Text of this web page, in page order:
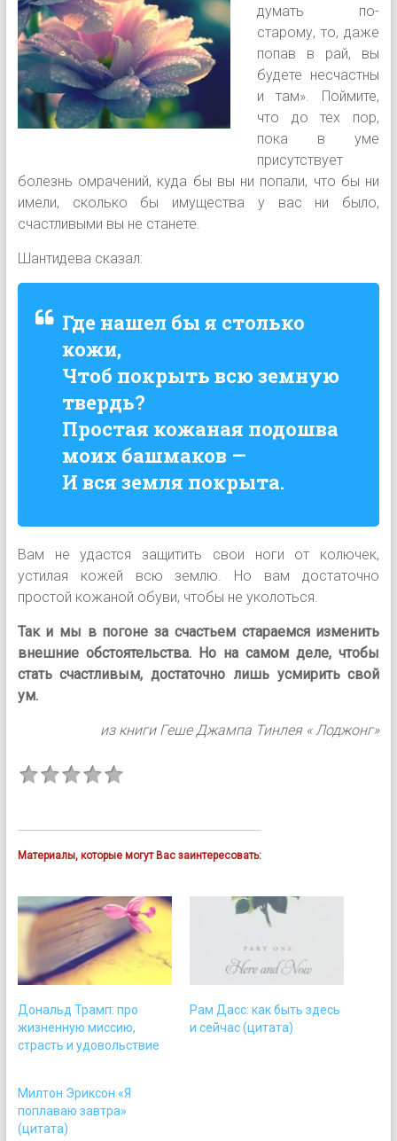
думать по-
старому, то, даже
попав в рай, вы
будете несчастны
и там». Поймите,
что до тех пор,
пока в уме
присутствует
болезнь омрачений, куда бы вы ни попали, что бы ни
имели, сколько бы имущества у вас ни было,
счастливыми вы не станете.
Шантидева сказал:
Где нашел бы я столько
кожи,
Чтоб покрыть всю земную
твердь?
Простая кожаная подошва
моих башмаков —
И вся земля покрыта.
Вам не удастся защитить свои ноги от колючек,
устилая кожей всю землю. Но вам достаточно
простой кожаной обуви, чтобы не уколоться.
Так и мы в погоне за счастьем стараемся изменить
внешние обстоятельства. Но на самом деле, чтобы
стать счастливым, достаточно лишь усмирить свой
ум.
из книги Геше Джампа Тинлея « Лоджонг»
Материалы, которые могут Вас заинтересовать:
Дональд Трамп: про
жизненную миссию,
страсть и удовольствие
Рам Дасс: как быть здесь
и сейчас (цитата)
Милтон Эриксон «Я
поплаваю завтра»
(цитата)